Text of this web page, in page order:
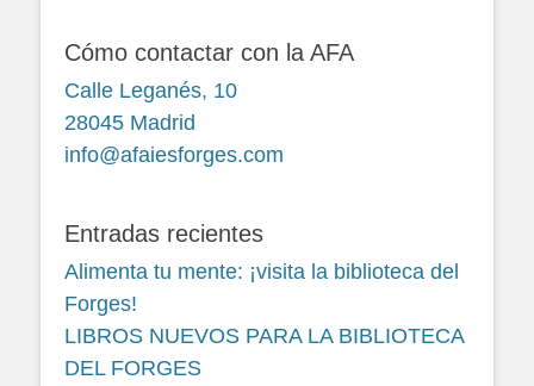
Cómo contactar con la AFA
Calle Leganés, 10
28045 Madrid
info@afaiesforges.com
Entradas recientes
Alimenta tu mente: ¡visita la biblioteca del
Forges!
LIBROS NUEVOS PARA LA BIBLIOTECA
DEL FORGES